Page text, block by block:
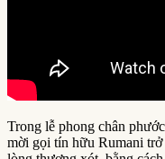
Trong lễ phong chân
mời gọi tín hữu Rumani